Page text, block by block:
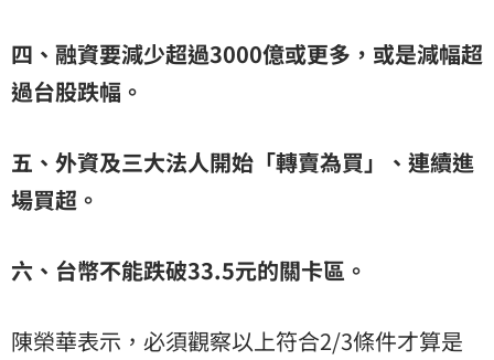
四、融資要減少超過3000億或更多，或是減幅超
過台股跌幅。
五、外資及三大法人開始「轉賣為買」、連續進
場買超。
六、台幣不能跌破33.5元的關卡區。
陳榮華表示，必須觀察以上符合2/3條件才算是